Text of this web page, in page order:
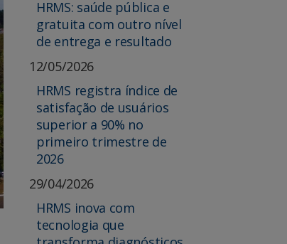
HRMS: saúde pública e
gratuita com outro nível
de entrega e resultado
12/05/2026
HRMS registra índice de
satisfação de usuários
superior a 90% no
primeiro trimestre de
2026
29/04/2026
HRMS inova com
tecnologia que